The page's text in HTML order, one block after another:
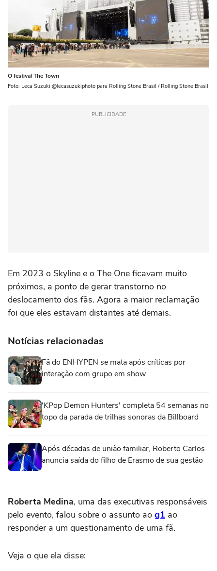
O festival The Town
Foto: Leca Suzuki @lecasuzukiphoto para Rolling Stone Brasil / Rolling Stone Brasil
PUBLICIDADE
Em 2023 o Skyline e o The One ficavam muito
próximos, a ponto de gerar transtorno no
deslocamento dos fãs. Agora a maior reclamação
foi que eles estavam distantes até demais.
Notícias relacionadas
Fã do ENHYPEN se mata após críticas por
interação com grupo em show
'KPop Demon Hunters' completa 54 semanas no
topo da parada de trilhas sonoras da Billboard
Após décadas de união familiar, Roberto Carlos
anuncia saída do filho de Erasmo de sua gestão
Roberta Medina, uma das executivas responsáveis
pelo evento, falou sobre o assunto ao g1 ao
responder a um questionamento de uma fã.
Veja o que ela disse: